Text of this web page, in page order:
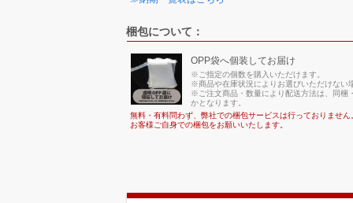
梱包について：
OPP袋へ個装してお届け
※ご指定の個数を購入いただけます。
※商品や在庫状況によりお選びいただけない
※ご注文商品・数量により配送方法は、同梱
かとなります。
無料・有料問わず、弊社での梱包サービスは行っておりません
お客様ご自身での梱包をお願いいたします。